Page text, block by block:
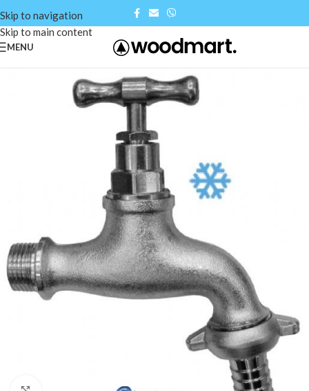
Skip to navigation
Skip to main content
MENU